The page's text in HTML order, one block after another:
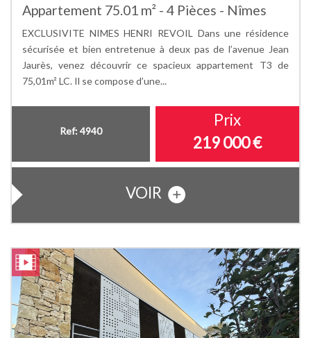
Appartement 75.01 m² - 4 Pièces - Nîmes
EXCLUSIVITE NIMES HENRI REVOIL Dans une résidence
sécurisée et bien entretenue à deux pas de l’avenue Jean
Jaurès, venez découvrir ce spacieux appartement T3 de
75,01m² LC. Il se compose d’une...
Ref: 4940
Prix
219 000€
VOIR